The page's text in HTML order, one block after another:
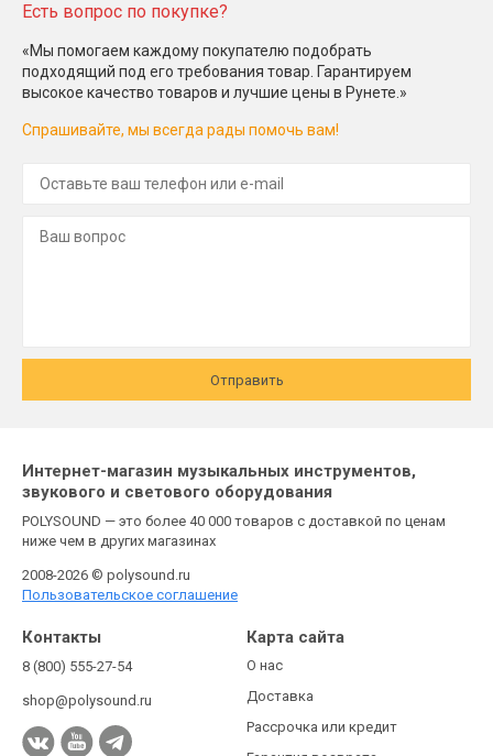
Есть вопрос по покупке?
«Мы помогаем каждому покупателю подобрать
подходящий под его требования товар. Гарантируем
высокое качество товаров и лучшие цены в Рунете.»
Спрашивайте, мы всегда рады помочь вам!
Отправить
Интернет-магазин музыкальных инструментов,
звукового и светового оборудования
POLYSOUND — это более 40 000 товаров с доставкой по ценам
ниже чем в других магазинах
2008-2026 © polysound.ru
Пользовательское соглашение
Контакты
8 (800) 555-27-54
shop@polysound.ru
Карта сайта
О нас
Доставка
Рассрочка или кредит